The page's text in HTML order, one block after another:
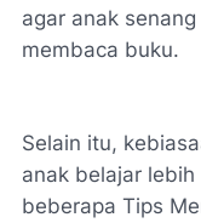
agar anak
membaca buku.
Selain itu,
anak belajar
beberapa Tips